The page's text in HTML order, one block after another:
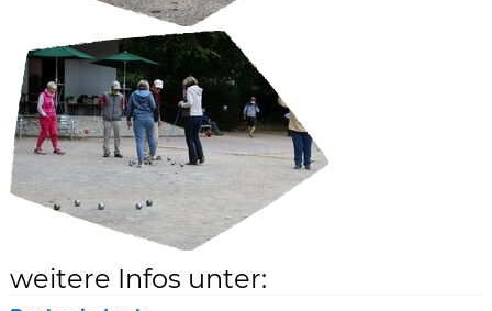
weitere Infos unter: